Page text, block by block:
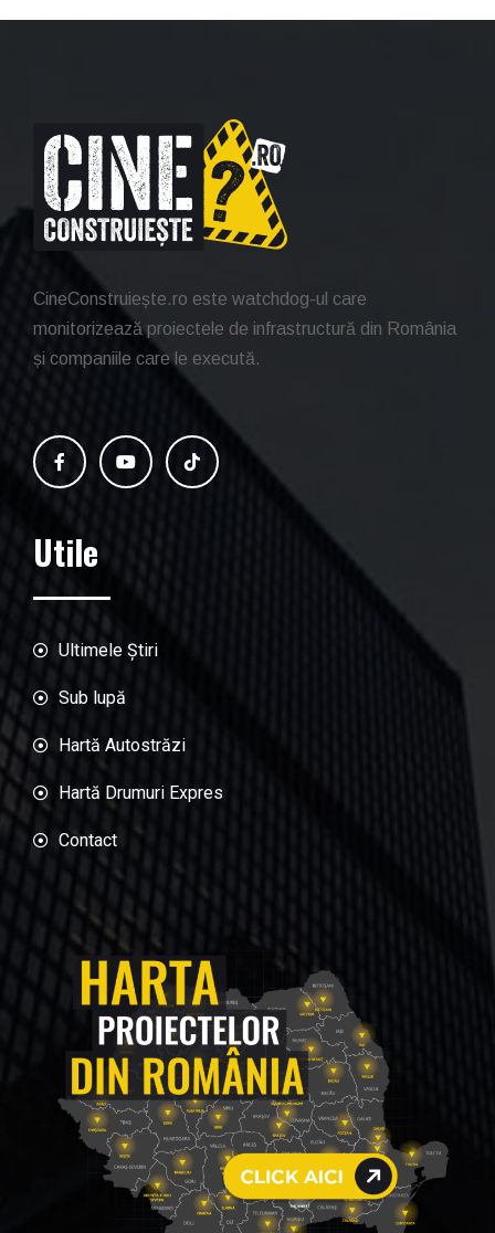
CineConstruiește.ro este watchdog-ul care
monitorizează proiectele de infrastructură din România
și companiile care le execută.
Utile
Ultimele Știri
Sub lupă
Hartă Autostrăzi
Hartă Drumuri Expres
Contact